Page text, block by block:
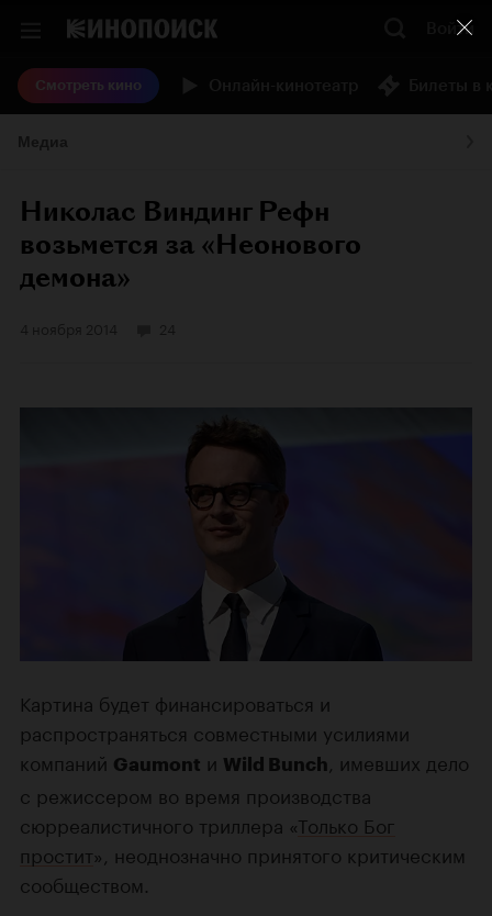
Войти
Смотреть кино
Николас Виндинг Рефн
возьмется за «Неонового
демона»
Картина будет финансироваться и
распространяться совместными усилиями
компаний Gaumont и Wild Bunch
, имевших дело
с режиссером во время производства
сюрреалистичного триллера «Только Бог
простит», неоднозначно принятого критическим
сообществом.